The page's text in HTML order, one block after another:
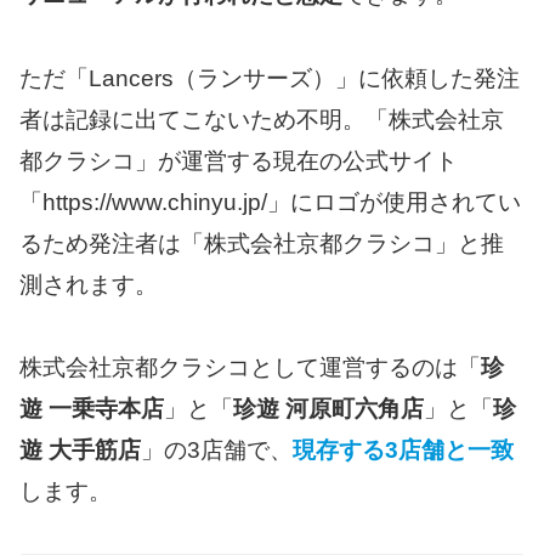
ただ「Lancers（ランサーズ）」に依頼した発注
者は記録に出てこないため不明。「株式会社京
都クラシコ」が運営する現在の公式サイト
「https://www.chinyu.jp/」にロゴが使用されてい
るため発注者は「株式会社京都クラシコ」と推
測されます。
株式会社京都クラシコとして運営するのは「 珍
遊 一乗寺本店 」と「 珍遊 河原町六角店 」と「 珍
遊 大手筋店 」の3店舗で、 現存する3店舗と一致
します。